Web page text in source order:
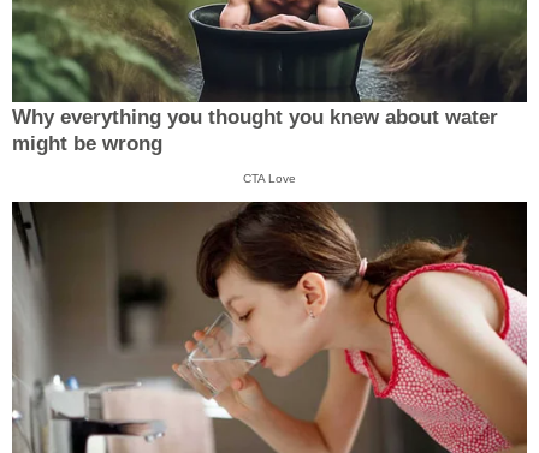
Why everything you thought you knew about water
might be wrong
CTA Love